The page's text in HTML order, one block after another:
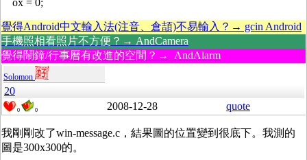
ox = 0;
覺得Android中文輸入法(注音、倉頡)不易輸入？→ gcin Android
手機照相看照片不方便？→ AndCamera
覺得鬧鐘/行事曆有改進的空間？→ AndAlarm
Solomon
20
0 0 2008-12-28 quote
我剛剛改了win-message.c，結果圖的位置變到很底下。我測的
圖是300x300的。